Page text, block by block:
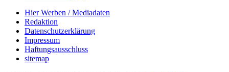
Hier Werben / Mediadaten
Redaktion
Datenschutzerklärung
Impressum
Haftungsausschluss
sitemap